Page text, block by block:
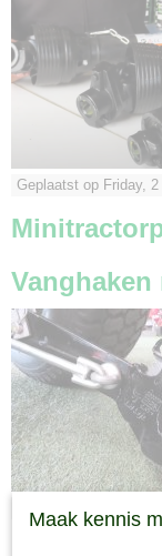
Geplaatst op Friday,
Vanghaken
Geplaatst op
Maak kennis